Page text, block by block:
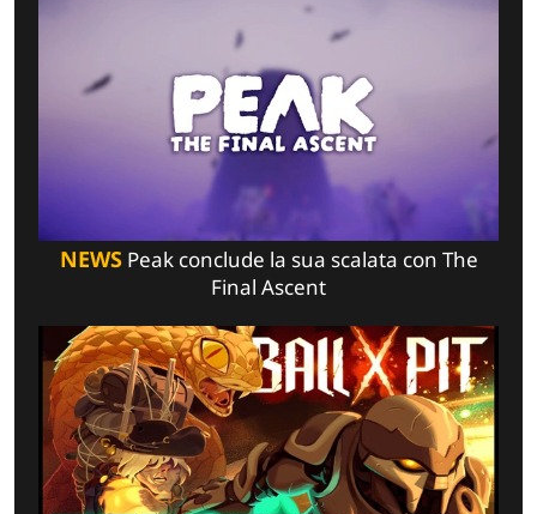
NEWSPeak conclude la sua scalata con The
Final Ascent